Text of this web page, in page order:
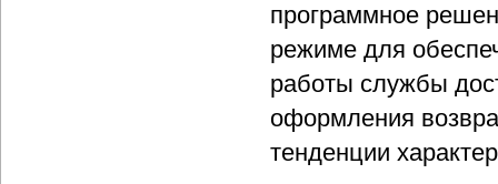
программное
режиме для
работы службы
оформления
тенденции